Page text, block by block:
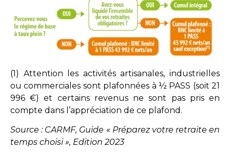
(1) Attention les activités artisanales, industrielles
ou commerciales sont plafonnées à ½ PASS (soit 21
996 €) et certains revenus ne sont pas pris en
compte dans l’appréciation de ce plafond.
Source : CARMF, Guide « Préparez votre retraite en
temps choisi », Edition 2023